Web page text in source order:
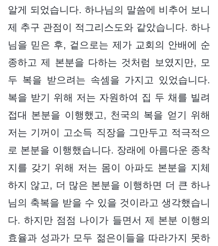
알게 되었습니다. 하나님의 말씀에 비추어 보니
제 추구 관점이 적그리스도와 같았습니다. 하나
님을 믿은 후, 겉으로는 제가 교회의 안배에 순
종하고 제 본분을 다하는 것처럼 보였지만, 모
두 복을 받으려는 속셈을 가지고 있었습니다.
복을 받기 위해 저는 자원하여 집 두 채를 빌려
접대 본분을 이행했고, 천국의 복을 얻기 위해
저는 기꺼이 고소득 직장을 그만두고 적극적으
로 본분을 이행했습니다. 장래에 아름다운 종착
지를 갖기 위해 저는 몸이 아파도 본분을 지체
하지 않고, 더 많은 본분을 이행하면 더 큰 하나
님의 축복을 받을 수 있을 것이라고 생각했습니
다. 하지만 점점 나이가 들면서 제 본분 이행의
효율과 성과가 모두 젊은이들을 따라가지 못하